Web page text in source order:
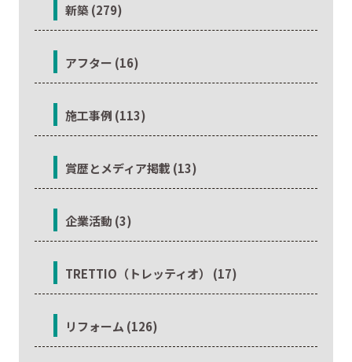
新築 (279)
アフター (16)
施工事例 (113)
賞歴とメディア掲載 (13)
企業活動 (3)
TRETTIO（トレッティオ） (17)
リフォーム (126)